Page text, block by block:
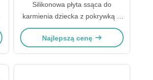
Silikonowa płyta ssąca do
karmienia dziecka z pokrywką w
kształcie króliczka bez BPA
Najlepszą cenę